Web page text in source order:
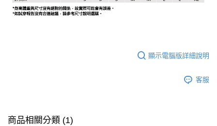
顯示電腦版詳細說明
客服
商品相關分類 (1)